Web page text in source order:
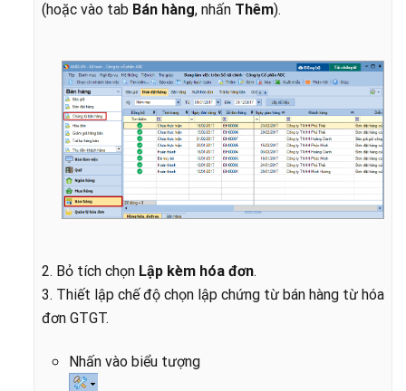
(hoặc vào tab Bán hàng, nhấn Thêm).
2. Bỏ tích chọn Lập kèm hóa đơn.
3. Thiết lập chế độ chọn lập chứng từ bán hàng từ hóa
đơn GTGT.
Nhấn vào biểu tượng